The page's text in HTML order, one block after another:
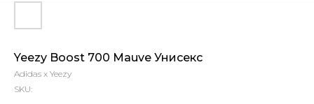
Yeezy Boost 700 Mauve Унисекс
Adidas x Yeezy
SKU: